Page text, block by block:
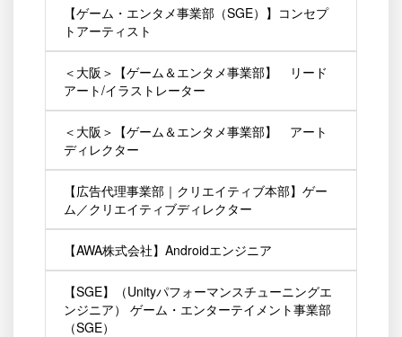
【ゲーム・エンタメ事業部（SGE）】コンセプ
トアーティスト
＜大阪＞【ゲーム＆エンタメ事業部】 リード
アート/イラストレーター
＜大阪＞【ゲーム＆エンタメ事業部】 アート
ディレクター
【広告代理事業部｜クリエイティブ本部】ゲー
ム／クリエイティブディレクター
【AWA株式会社】Androidエンジニア
【SGE】（Unityパフォーマンスチューニングエ
ンジニア） ゲーム・エンターテイメント事業部
（SGE）